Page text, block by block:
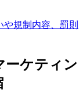
ーケティン